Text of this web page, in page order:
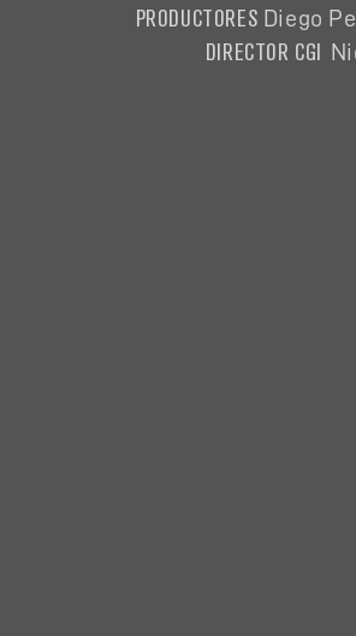
PRODUCTORES Diego
DIRECTOR CGI